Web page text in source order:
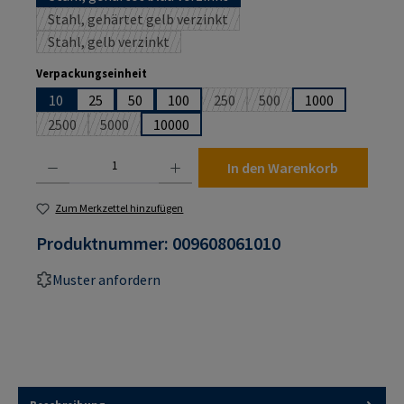
Stahl, gehärtet gelb verzinkt(Diese Option ist zurzeit nicht verfügbar.)
Stahl, gelb verzinkt(Diese Option ist zurzeit nicht verfügbar.)
Verpackungseinheit
10 25 50 100 250(Diese Option ist zurzeit nicht
500(Diese Option ist zurzeit
1000
2500(Diese Option ist zurzeit nicht verfügbar.)
5000(Diese Option ist zurzeit nicht verfügbar.)
10000
In den Warenkorb
Zum Merkzettel hinzufügen
Produktnummer: 009608061010
Muster anfordern